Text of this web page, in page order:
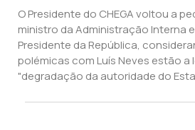
O Presidente do CHEGA voltou a
ministro da Administração Interna
Presidente da República,
polémicas com Luís Neves estão a
"degradação da autoridade do